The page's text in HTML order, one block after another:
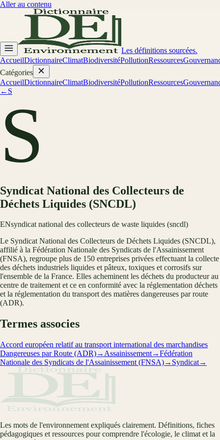
Aller au contenu
Les définitions sourcées.
AccueilDictionnaireClimatBiodiversitéPollutionRessources
Catégories
AccueilDictionnaireClimatBiodiversitéPollutionRessources
← S
S
Syndicat National des Collecteurs de
Déchets Liquides (SNCDL)
ENsyndicat national des collecteurs de waste liquides (sncdl)
Le Syndicat National des Collecteurs de Déchets Liquides (SNCDL),
affilié à la Fédération Nationale des Syndicats de l'Assainissement
(FNSA), regroupe plus de 150 entreprises privées effectuant la collecte
des déchets industriels liquides et pâteux, toxiques et corrosifs sur
l'ensemble de la France. Elles acheminent les déchets du producteur au
centre de traitement et ce en conformité avec la réglementation déchets
et la réglementation du transport des matières dangereuses par route
(ADR).
Termes associes
Accord européen relatif au transport international des marchandises
Dangereuses par Route (ADR)→ Assainissement→Fédération
Nationale des Syndicats de l'Assainissement (FNSA)→ Syndicat→
Les mots de l'environnement expliqués clairement. Définitions, fiches
pédagogiques et ressources pour comprendre l'écologie, le climat et la